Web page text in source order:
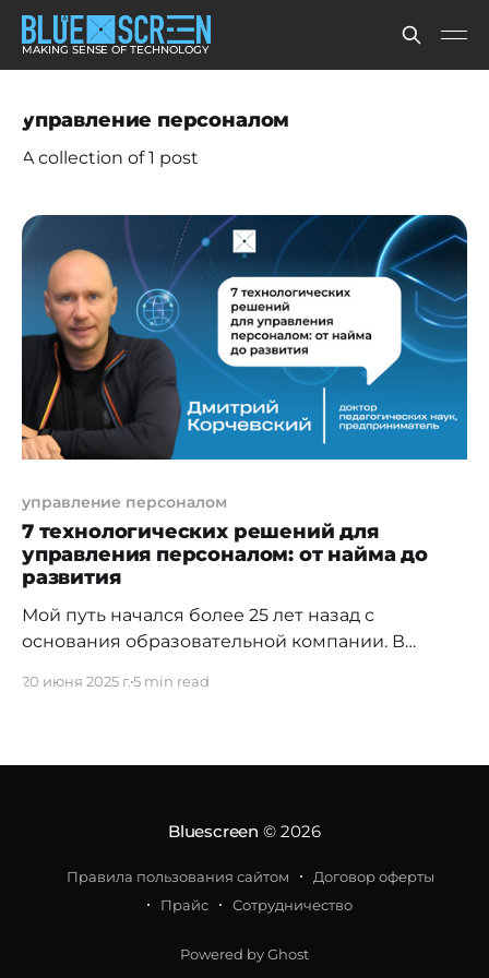
MAKING SENSE OF TECHNOLOGY
управление персоналом
A collection of 1 post
управление персоналом
7 технологических решений для
управления персоналом: от найма до
развития
Мой путь начался более 25 лет назад с
основания образовательной компании. В
20 июня 2025 г.5 min read
Bluescreen © 2026
Правила пользования сайтом
Договор оферты
Прайс
Сотрудничество
Powered by Ghost